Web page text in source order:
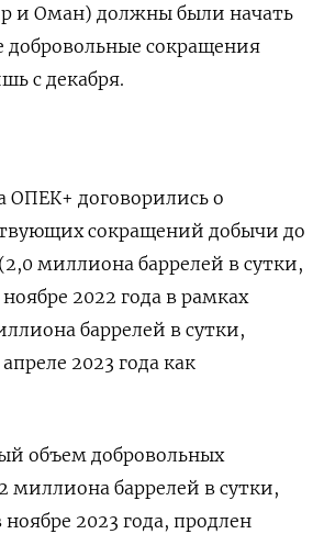
и Оман) должны были начать
добровольные сокращения
с декабря.
ОПЕК+ договорились о
сокращений добычи до
миллиона баррелей в сутки,
2022 года в рамках
баррелей в сутки,
2023 года как
объем добровольных
миллиона баррелей в сутки,
2023 года, продлен